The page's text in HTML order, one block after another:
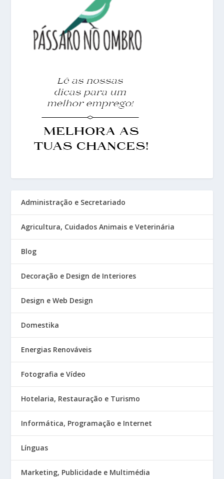
Administração e Secretariado
Agricultura, Cuidados Animais e Veterinária
Blog
Decoração e Design de Interiores
Design e Web Design
Domestika
Energias Renováveis
Fotografia e Vídeo
Hotelaria, Restauração e Turismo
Informática, Programação e Internet
Línguas
Marketing, Publicidade e Multimédia